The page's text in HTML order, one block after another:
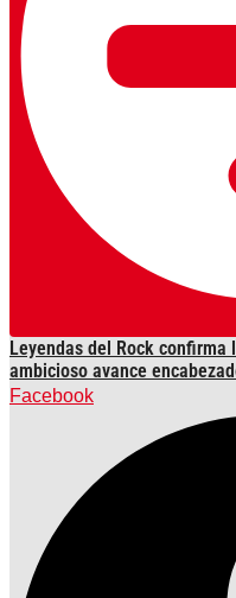
Leyendas del Rock confirma
ambicioso avance
Facebook